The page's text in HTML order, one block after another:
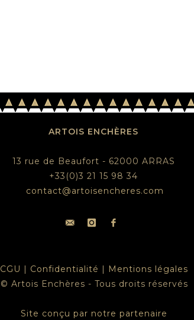
ARTOIS ENCHÈRES
13 rue de Beaufort - 62000 ARRAS
+33(0)3 21 15 98 34
contact@artoisencheres.com
CGU | Confidentialité | Mentions légales
© Artois Enchères - Tous droits réservés
Site conçu par notre partenaire